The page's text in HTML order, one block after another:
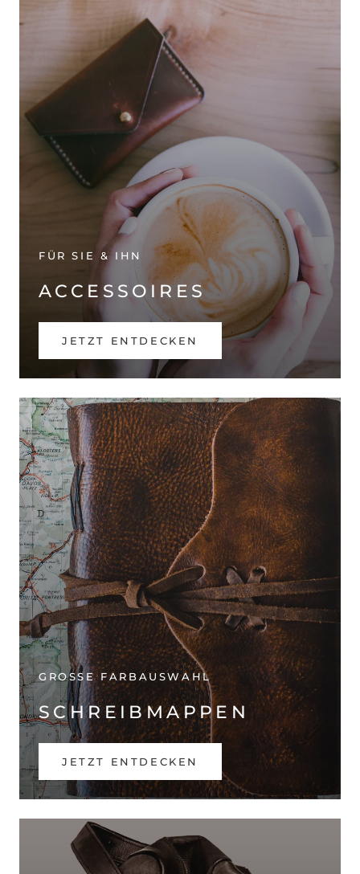
FÜR SIE & IHN
ACCESSOIRES
JETZT ENTDECKEN
GROSSE FARBAUSWAHL
SCHREIBMAPPEN
JETZT ENTDECKEN